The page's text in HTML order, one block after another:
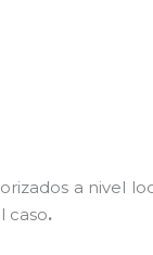
a nivel
caso.